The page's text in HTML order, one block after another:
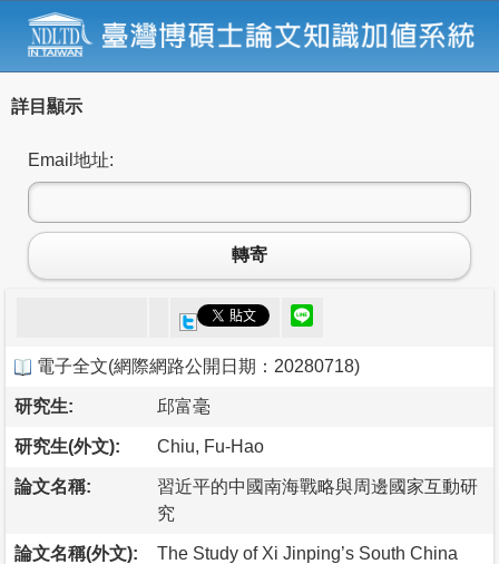
詳目顯示
Email地址:
轉寄
電子全文(網際網路公開日期：20280718)
研究生: 邱富毫
研究生(外文): Chiu, Fu-Hao
論文名稱:
習近平的中國南海戰略與周邊國家互動研
究
論文名稱(外文):
The Study of Xi Jinping’s South China